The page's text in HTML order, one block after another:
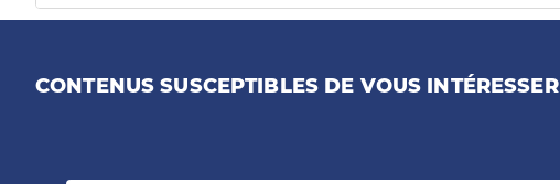
CONTENUS SUSCEPTIBLES DE VOUS INTÉRESSER